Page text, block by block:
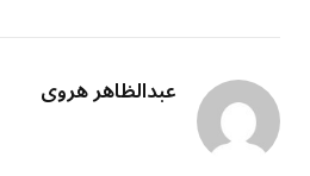
عبدالظاهر هروی